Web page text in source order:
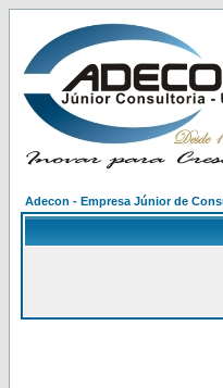
Adecon - Empresa Júnior de